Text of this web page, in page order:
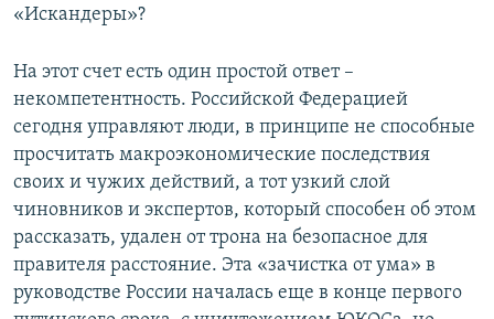
«Искандеры»?
На этот счет есть один простой ответ –
некомпетентность. Российской Федерацией
сегодня управляют люди, в принципе не способные
просчитать макроэкономические последствия
своих и чужих действий, а тот узкий слой
чиновников и экспертов, который способен об этом
рассказать, удален от трона на безопасное для
правителя расстояние. Эта «зачистка от ума» в
руководстве России началась еще в конце первого